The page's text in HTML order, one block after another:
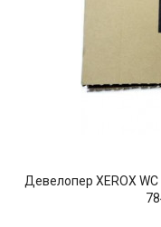
Девелопер XEROX